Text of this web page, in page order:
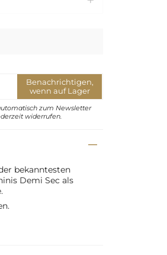
Benachrichtigen,
wenn auf Lager
zum Newsletter
widerrufen.
bekanntesten
Demi Sec als